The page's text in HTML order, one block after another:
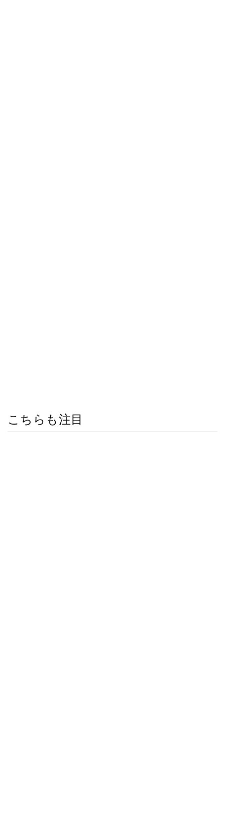
こちらも注目